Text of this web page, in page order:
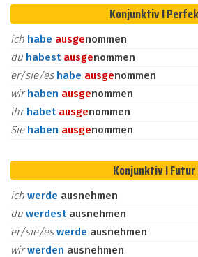
Konjunktiv I
ich habe ausgenommen
du habest ausgenommen
er/sie/es habe ausgenommen
wirhaben ausgenommen
ihrhabet ausgenommen
Sie haben ausgenommen
Konjunktiv I Futur
ich werde ausnehmen
du werdest ausnehmen
er/sie/eswerde ausnehmen
wirwerden ausnehmen